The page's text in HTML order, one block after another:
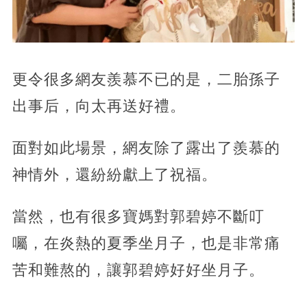
更令很多網友羨慕不已的是，二胎孫子
出事后，向太再送好禮。
面對如此場景，網友除了露出了羨慕的
神情外，還紛紛獻上了祝福。
當然，也有很多寶媽對郭碧婷不斷叮
囑，在炎熱的夏季坐月子，也是非常痛
苦和難熬的，讓郭碧婷好好坐月子。